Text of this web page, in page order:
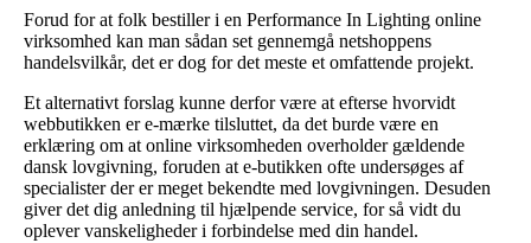
Forud for at folk bestiller i en Performance In Lighting online
virksomhed kan man sådan set gennemgå netshoppens
handelsvilkår, det er dog for det meste et omfattende projekt.
Et alternativt forslag kunne derfor være at efterse hvorvidt
webbutikken er e-mærke tilsluttet, da det burde være en
erklæring om at online virksomheden overholder gældende
dansk lovgivning, foruden at e-butikken ofte undersøges af
specialister der er meget bekendte med lovgivningen. Desuden
giver det dig anledning til hjælpende service, for så vidt du
oplever vanskeligheder i forbindelse med din handel.